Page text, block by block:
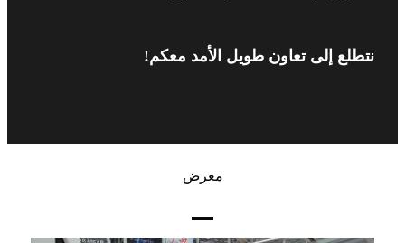
نتطلع إلى تعاون طويل الأمد معكم!
معرض